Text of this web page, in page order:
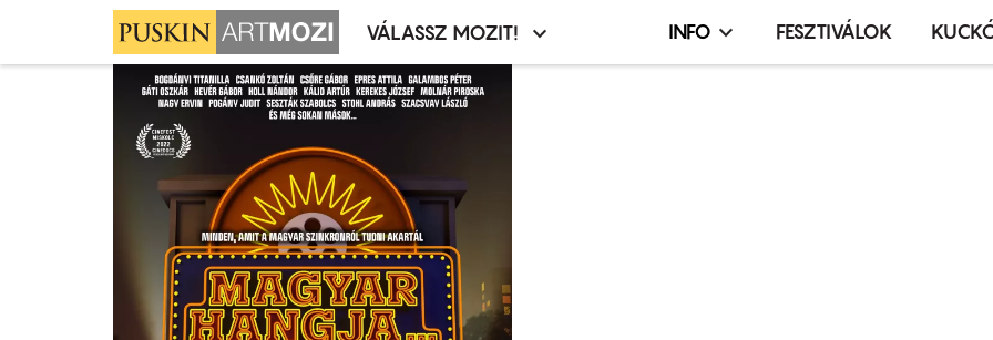
Moziválasztó
menü
VÁLASSZ MOZIT!
Infó,
INFO FESZTIVÁLOK